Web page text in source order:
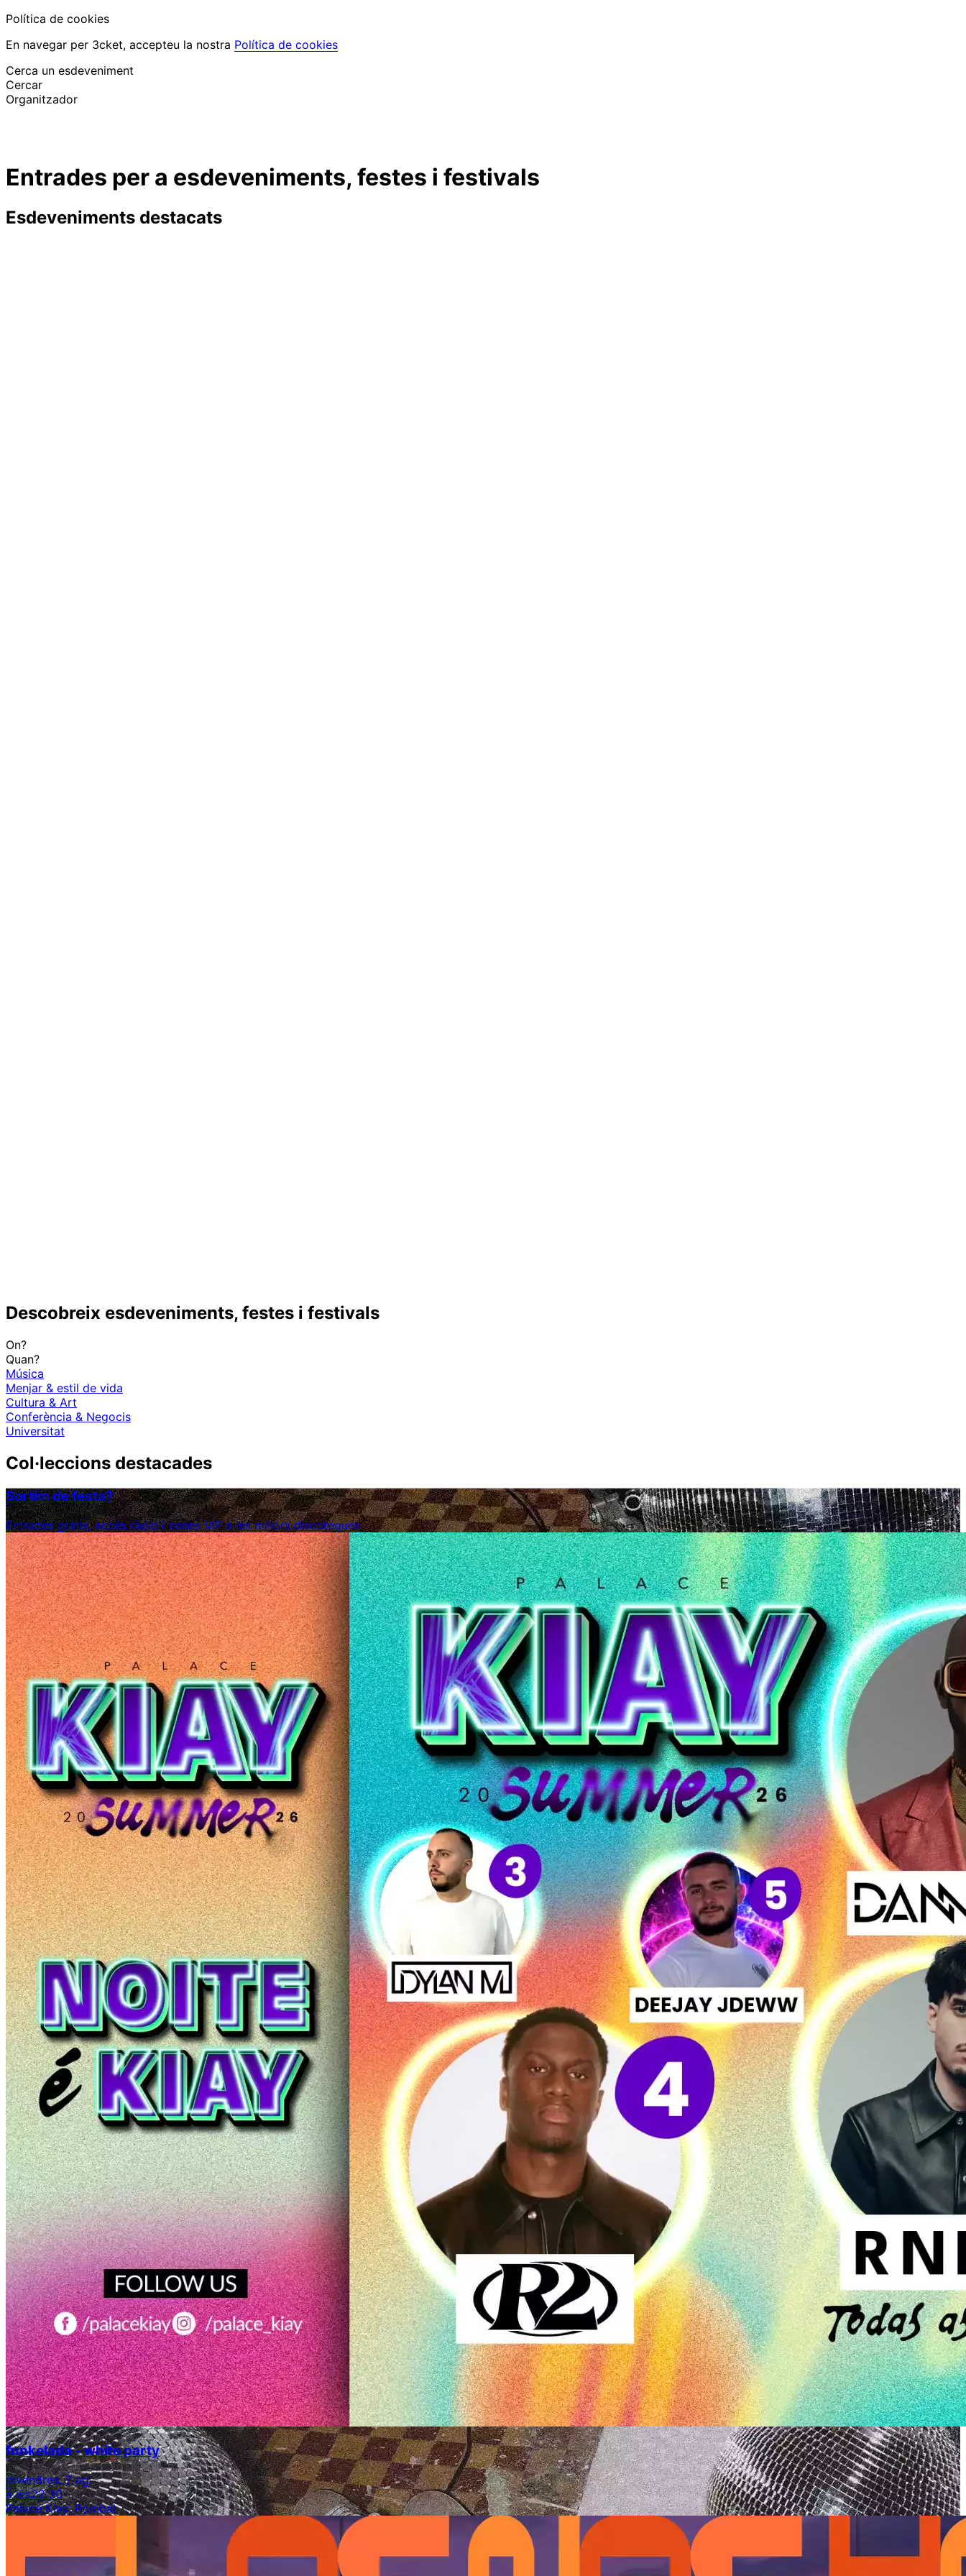
Política de cookies
En navegar per 3cket, accepteu la nostra Política de cookies
Cerca un esdeveniment
Cercar
Organitzador
Suport al participantHe perdut la meva entrada
Entrades per a esdeveniments, festes i festivals
Esdeveniments destacats
Descobreix esdeveniments, festes i festivals
On?
Quan?
Música
Menjar & estil de vida
Cultura & Art
Conferència & Negocis
Universitat
Col·leccions destacades
Sortim de festa?
Entrades gratis, accés ràpid i zones VIP a les millors discoteques
funkelada - white party
divendres, 7 ag.
a les22:30
Palace Kiay, Pombal